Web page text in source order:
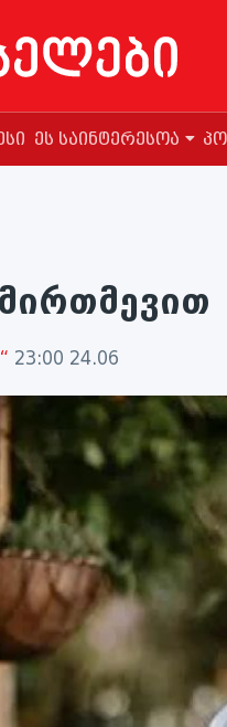
ეს საინტერესოა
23:00 24.06